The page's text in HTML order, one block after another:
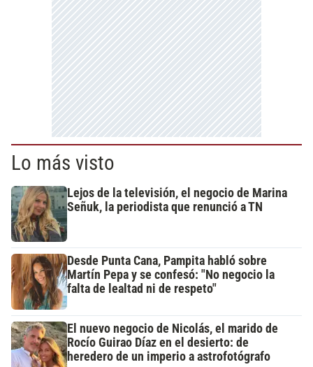
Lo más visto
Lejos de la televisión, el negocio de Marina
Señuk, la periodista que renunció a TN
Desde Punta Cana, Pampita habló sobre
Martín Pepa y se confesó: "No negocio la
falta de lealtad ni de respeto"
El nuevo negocio de Nicolás, el marido de
Rocío Guirao Díaz en el desierto: de
heredero de un imperio a astrofotógrafo